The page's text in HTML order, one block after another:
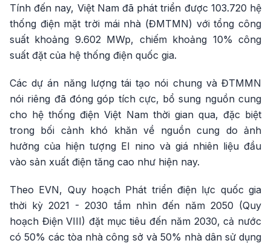
Tính đến nay, Việt Nam đã phát triển được 103.720 hệ
thống điện mặt trời mái nhà (ĐMTMN) với tổng công
suất khoảng 9.602 MWp, chiếm khoảng 10% công
suất đặt của hệ thống điện quốc gia.
Các dự án năng lượng tái tạo nói chung và ĐTMMN
nói riêng đã đóng góp tích cực, bổ sung nguồn cung
cho hệ thống điện Việt Nam thời gian qua, đặc biệt
trong bối cảnh khó khăn về nguồn cung do ảnh
hưởng của hiện tượng El nino và giá nhiên liệu đầu
vào sản xuất điện tăng cao như hiện nay.
Theo EVN, Quy hoạch Phát triển điện lực quốc gia
thời kỳ 2021 - 2030 tầm nhìn đến năm 2050 (Quy
hoạch Điện VIII) đặt mục tiêu đến năm 2030, cả nước
có 50% các tòa nhà công sở và 50% nhà dân sử dụng